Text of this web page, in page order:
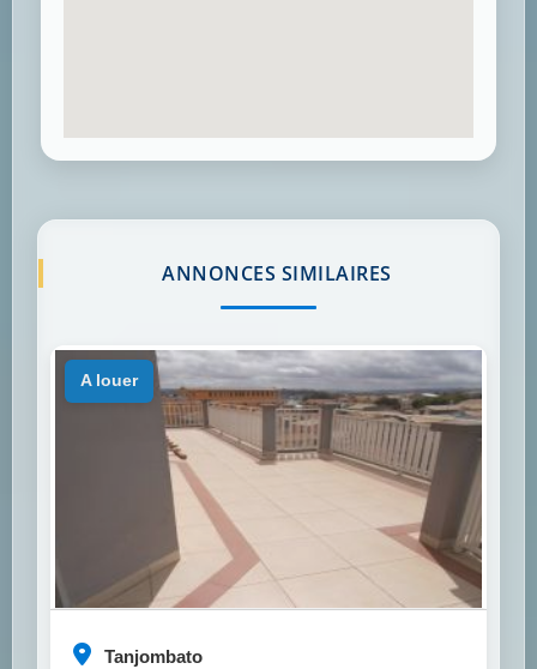
ANNONCES SIMILAIRES
Tanjombato
a louer